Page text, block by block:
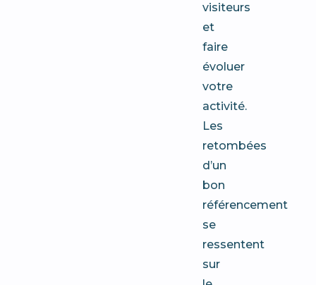
visiteurs
et
faire
évoluer
votre
activité.
Les
retombées
d’un
bon
référencement
se
ressentent
sur